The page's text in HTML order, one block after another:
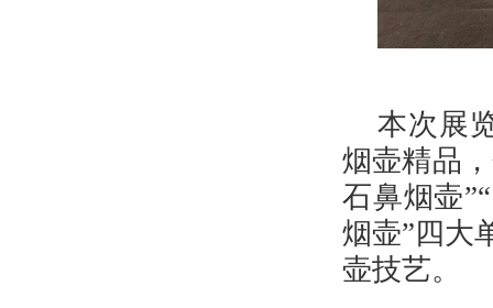
本次展
烟壶精品
石鼻烟壶
烟壶”四大
壶技艺。